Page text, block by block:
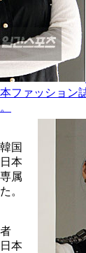
ファッション
国
本
属
。
本